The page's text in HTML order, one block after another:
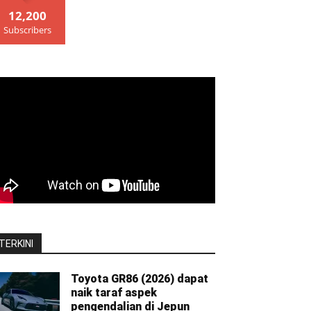
12,200
Subscribers
Toyota GR86 (2026) dapat
naik taraf aspek
pengendalian di Jepun